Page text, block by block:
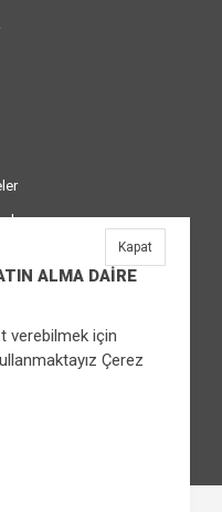
SATIN ALMA
Mehmet Bayraktar
Ankara
ALMA DAİRE
verebilmek için
Çerez
Kapat